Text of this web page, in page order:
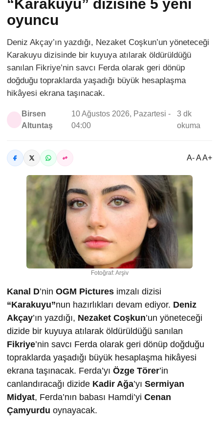
“Karakuyu” dizisine 5 yeni
oyuncu
Deniz Akçay’ın yazdığı, Nezaket Coşkun’un yöneteceği
Karakuyu dizisinde bir kuyuya atılarak öldürüldüğü
sanılan Fikriye’nin savcı Ferda olarak geri dönüp
doğduğu topraklarda yaşadığı büyük hesaplaşma
hikâyesi ekrana taşınacak.
Birsen
Altuntaş
10 Ağustos 2026, Pazartesi -
04:00
3 dk
okuma
A- A A+
Fotoğraf: Arşiv
Kanal D’nin OGM Pictures imzalı dizisi
“Karakuyu”nun hazırlıkları devam ediyor. Deniz
Akçay’ın yazdığı, Nezaket Coşkun’un yöneteceği
dizide bir kuyuya atılarak öldürüldüğü sanılan
Fikriye’nin savcı Ferda olarak geri dönüp doğduğu
topraklarda yaşadığı büyük hesaplaşma hikâyesi
ekrana taşınacak. Ferda’yı Özge Törer’in
canlandıracağı dizide Kadir Ağa’yı Sermiyan
Midyat, Ferda’nın babası Hamdi’yi Cenan
Çamyurdu oynayacak.